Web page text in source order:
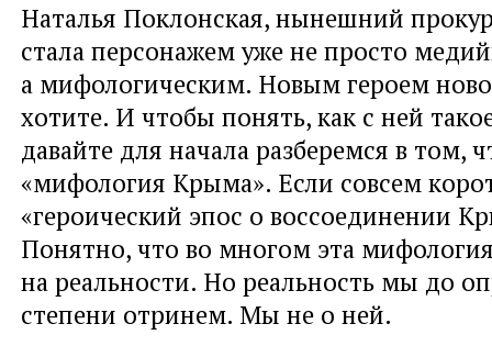
Наталья Поклонская, нынешний
стала персонажем уже не просто
а мифологическим. Новым героем
хотите. И чтобы понять, как с ней
давайте для начала разберемся в том,
«мифология Крыма». Если совсем
«героический эпос о воссоединении
Понятно, что во многом эта
на реальности. Но реальность мы до
степени отринем. Мы не о ней.